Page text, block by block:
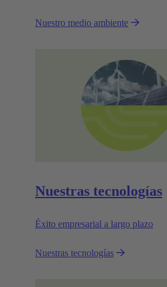
Nuestro medio ambiente
Nuestras tecnologías
Éxito empresarial a largo plazo
Nuestras tecnologías